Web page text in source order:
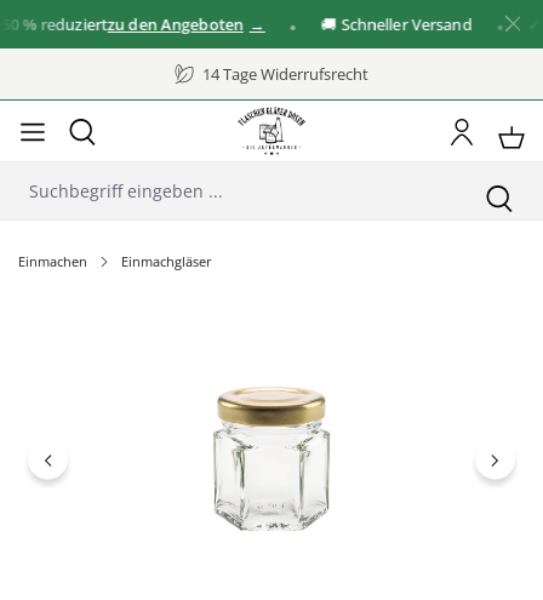
% reduziertzu den Angeboten 🚚 Schneller Versand ✓
14 Tage Widerrufsrecht
Einmachen Einmachgläser